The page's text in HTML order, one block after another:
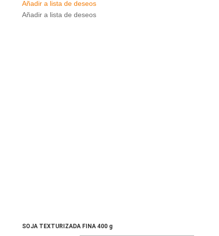
Añadir a lista de deseos
Añadir a lista de deseos
SOJA TEXTURIZADA FINA 400 g